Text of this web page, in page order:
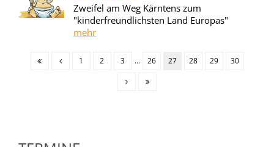
Zweifel am Weg Kärntens zum
"kinderfreundlichsten Land Europas"
mehr
1 2 3 ... 26 27 28 29 30